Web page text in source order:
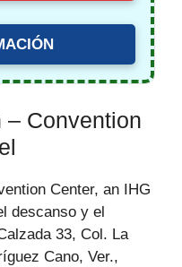
– Convention
Center, an IHG
descanso y el
33, Col. La
Cano, Ver.,